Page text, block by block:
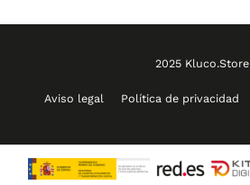
2025 Kluco.Store
Aviso legal Política de privacidad